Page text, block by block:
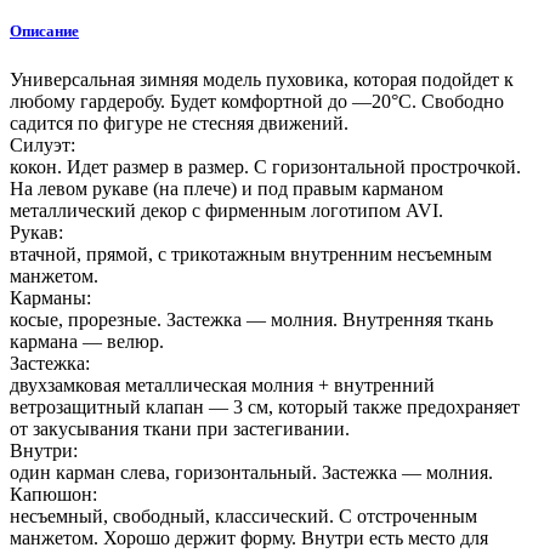
Описание
Универсальная зимняя модель пуховика, которая подойдет к
любому гардеробу. Будет комфортной до —20°C. Свободно
садится по фигуре не стесняя движений.
Силуэт:
кокон. Идет размер в размер. С горизонтальной прострочкой.
На левом рукаве (на плече) и под правым карманом
металлический декор с фирменным логотипом AVI.
Рукав:
втачной, прямой, с трикотажным внутренним несъемным
манжетом.
Карманы:
косые, прорезные. Застежка — молния. Внутренняя ткань
кармана — велюр.
Застежка:
двухзамковая металлическая молния + внутренний
ветрозащитный клапан — 3 см, который также предохраняет
от закусывания ткани при застегивании.
Внутри:
один карман слева, горизонтальный. Застежка — молния.
Капюшон:
несъемный, свободный, классический. С отстроченным
манжетом. Хорошо держит форму. Внутри есть место для